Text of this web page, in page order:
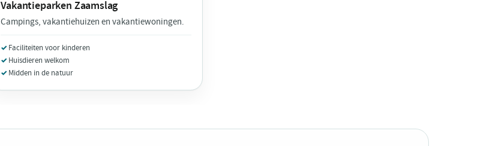
Vakantieparken Zaamslag
Campings, vakantiehuizen en vakantiewoningen.
Faciliteiten voor kinderen
Huisdieren welkom
Midden in de natuur